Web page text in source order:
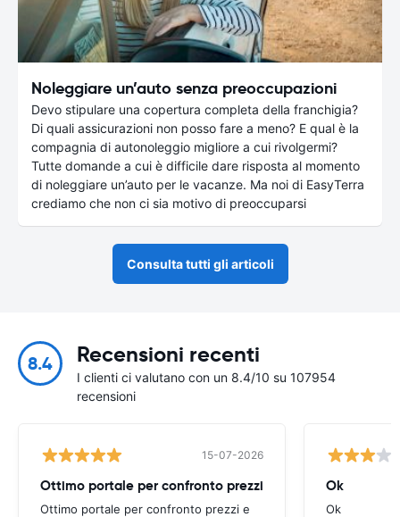
Noleggiare un’auto senza preoccupazioni
Devo stipulare una copertura completa della franchigia?
Di quali assicurazioni non posso fare a meno? E qual è la
compagnia di autonoleggio migliore a cui rivolgermi?
Tutte domande a cui è difficile dare risposta al momento
di noleggiare un’auto per le vacanze. Ma noi di EasyTerra
crediamo che non ci sia motivo di preoccuparsi
Consulta tutti gli articoli
8.4 Recensioni recenti
I clienti ci valutano con un 8.4/10 su 107954
recensioni
15-07-2026
Ottimo portale per confronto prezzi
Ottimo portale per confronto prezzi e
Ok
Ok